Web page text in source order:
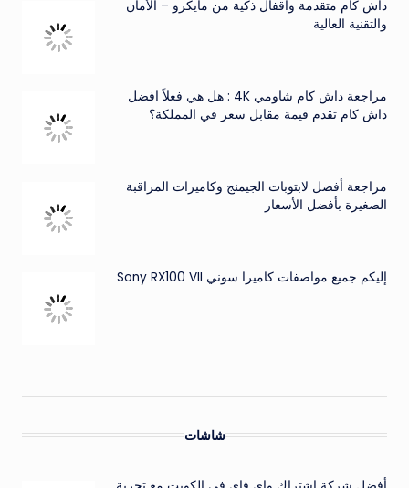
داش كام متقدمة وأقفال ذكية من مايكرو – الأمان
والتقنية العالية
مراجعة داش كام شاومي 4K : هل هي فعلاً افضل
داش كام تقدم قيمة مقابل سعر في المملكة؟
مراجعة أفضل لابتوبات الجيمنج وكاميرات المراقبة
الصغيرة بأفضل الأسعار
إليكم جميع مواصفات كاميرا سوني Sony RX100 VII
شاشات